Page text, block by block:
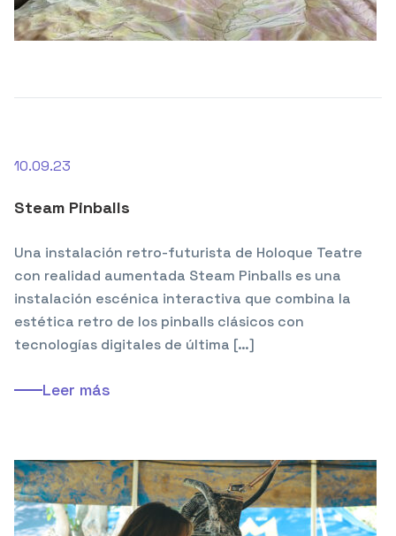
10.09.23
Steam Pinballs
Una instalación retro-futurista de Holoque Teatre
con realidad aumentada Steam Pinballs es una
instalación escénica interactiva que combina la
estética retro de los pinballs clásicos con
tecnologías digitales de última […]
Leer más